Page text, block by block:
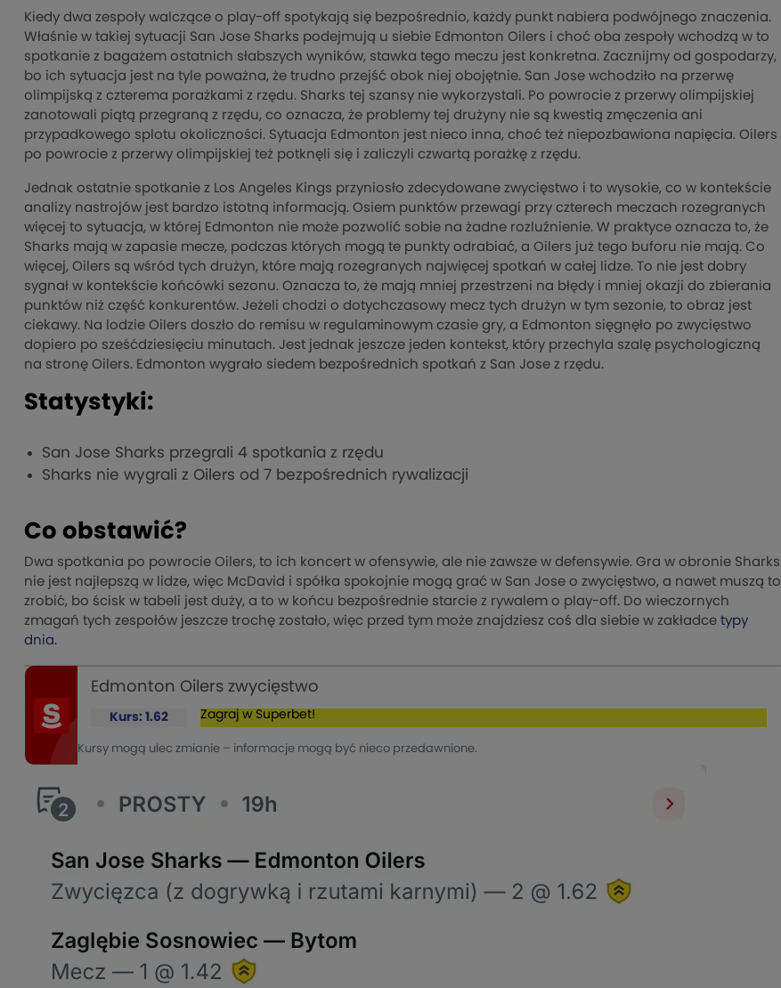
Kiedy dwa zespoły walczące o play-off spotykają się bezpośrednio, każdy punkt nabiera podwójnego znaczenia.
Właśnie w takiej sytuacji San Jose Sharks podejmują u siebie Edmonton Oilers i choć oba zespoły wchodzą w to
spotkanie z bagażem ostatnich słabszych wyników, stawka tego meczu jest konkretna. Zacznijmy od gospodarzy,
bo ich sytuacja jest na tyle poważna, że trudno przejść obok niej obojętnie. San Jose wchodziło na przerwę
olimpijską z czterema porażkami z rzędu. Sharks tej szansy nie wykorzystali. Po powrocie z przerwy olimpijskiej
zanotowali piątą przegraną z rzędu, co oznacza, że problemy tej drużyny nie są kwestią zmęczenia ani
przypadkowego splotu okoliczności. Sytuacja Edmonton jest nieco inna, choć też niepozbawiona napięcia. Oilers
po powrocie z przerwy olimpijskiej też potknęli się i zaliczyli czwartą porażkę z rzędu.
Jednak ostatnie spotkanie z Los Angeles Kings przyniosło zdecydowane zwycięstwo i to wysokie, co w kontekście
analizy nastrojów jest bardzo istotną informacją. Osiem punktów przewagi przy czterech meczach rozegranych
więcej to sytuacja, w której Edmonton nie może pozwolić sobie na żadne rozluźnienie. W praktyce oznacza to, że
Sharks mają w zapasie mecze, podczas których mogą te punkty odrabiać, a Oilers już tego buforu nie mają. Co
więcej, Oilers są wśród tych drużyn, które mają rozegranych najwięcej spotkań w całej lidze. To nie jest dobry
sygnał w kontekście końcówki sezonu. Oznacza to, że mają mniej przestrzeni na błędy i mniej okazji do zbierania
punktów niż część konkurentów. Jeżeli chodzi o dotychczasowy mecz tych drużyn w tym sezonie, to obraz jest
ciekawy. Na lodzie Oilers doszło do remisu w regulaminowym czasie gry, a Edmonton sięgnęło po zwycięstwo
dopiero po sześćdziesięciu minutach. Jest jednak jeszcze jeden kontekst, który przechyla szalę psychologiczną
na stronę Oilers. Edmonton wygrało siedem bezpośrednich spotkań z San Jose z rzędu.
Statystyki:
San Jose Sharks przegrali 4 spotkania z rzędu
Sharks nie wygrali z Oilers od 7 bezpośrednich rywalizacji
Co obstawić?
Dwa spotkania po powrocie Oilers, to ich koncert w ofensywie, ale nie zawsze w defensywie. Gra w obronie Sharks
nie jest najlepszą w lidze, więc McDavid i spółka spokojnie mogą grać w San Jose o zwycięstwo, a nawet muszą to
zrobić, bo ścisk w tabeli jest duży, a to w końcu bezpośrednie starcie z rywalem o play-off. Do wieczornych
zmagań tych zespołów jeszcze trochę zostało, więc przed tym może znajdziesz coś dla siebie w zakładce typy
dnia.
Edmonton Oilers zwycięstwo
Kurs: 1.62 Zagraj w Superbet!
Kursy mogą ulec zmianie – informacje mogą być nieco przedawnione.